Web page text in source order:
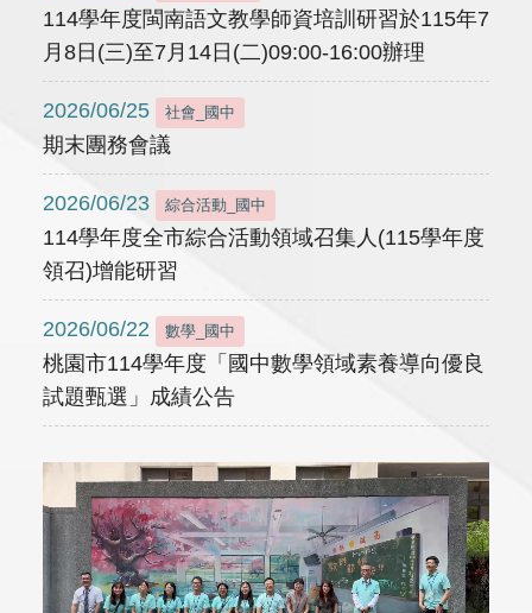
114學年度閩南語文教學師資培訓研習於115年7
月8日(三)至7月14日(二)09:00-16:00辦理
2026/06/25 社會_國中
期末團務會議
2026/06/23 綜合活動_國中
114學年度全市綜合活動領域召集人(115學年度
領召)增能研習
2026/06/22 數學_國中
桃園市114學年度「國中數學領域素養導向優良
試題甄選」成績公告